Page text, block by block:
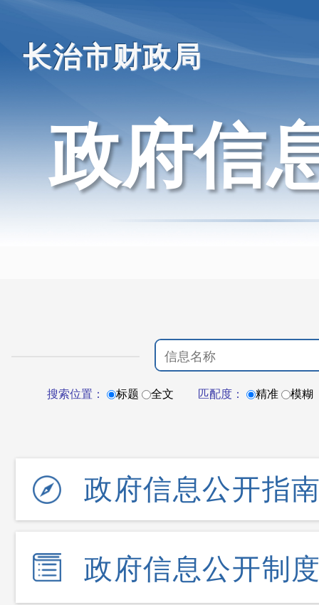
长治市财政局
政府信
搜索位置： 标题 全文 匹配度： 精准 模糊
政府信息公开指
政府信息公开制